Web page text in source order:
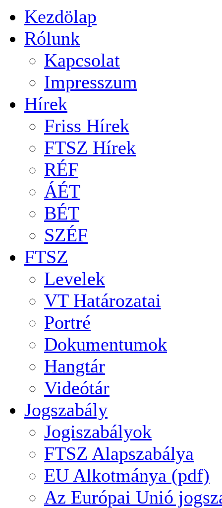
Kezdölap
Rólunk
Kapcsolat
Impresszum
Hírek
Friss Hírek
FTSZ Hírek
RÉF
ÁÉT
BÉT
SZÉF
FTSZ
Levelek
VT Határozatai
Portré
Dokumentumok
Hangtár
Videótár
Jogszabály
Jogiszabályok
FTSZ Alapszabálya
EU Alkotmánya (pdf)
Az Európai Unió